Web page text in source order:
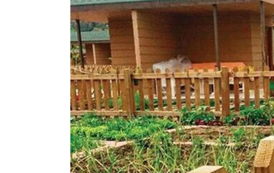
ESKİŞEHİR NÖBETÇİ ECZANELER
Eskişehir Haber İçerikleri
Eskişehir Hava Durumu
Eskişehir Tramvay Saatleri
Eskişehir Otobüs Saatleri